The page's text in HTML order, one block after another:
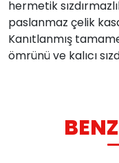
hermetik
paslanmaz çelik
Kanıtlanmış
ömrünü ve kalıcı